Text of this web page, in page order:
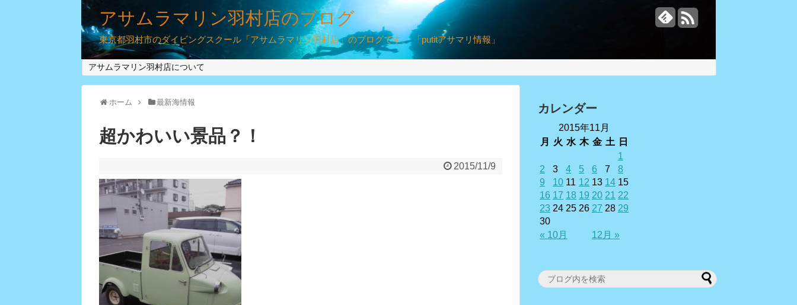
アサムラマリン羽村店のブログ
東京都羽村市のダイビングスクール「アサムラマリン羽村店」のブログです。 「putitアサマリ情報」
アサムラマリン羽村店について
ホーム 最新海情報
超かわいい景品？！
2015/11/9
カレンダー
2015年11月
月
火 水 木 金 土 日
« 10月 12月 »
1
2
3 4 5 6 7
8
9
10 11 12 13 14 15
16 17 18 19 20 21 22
23 24 25 26 27 28 29
30